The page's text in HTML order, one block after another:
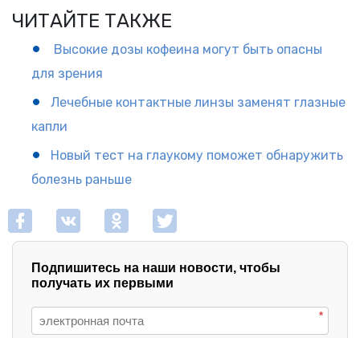
ЧИТАЙТЕ ТАКЖЕ
Высокие дозы кофеина могут быть опасны
для зрения
Лечебные контактные линзы заменят глазные
капли
Новый тест на глаукому поможет обнаружить
болезнь раньше
Подпишитесь на наши новости, чтобы
получать их первыми
*